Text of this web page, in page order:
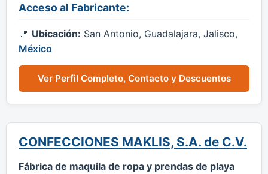
Acceso al Fabricante:
Ubicación: San Antonio, Guadalajara, Jalisco,
México
Ver Perfil Completo, Contacto y Descuentos
CONFECCIONES MAKLIS, S.A. de C.V.
Fábrica de maquila de ropa y prendas de playa